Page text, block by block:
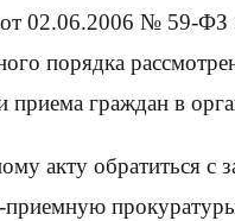
02.06.2006 № 59-
порядка
граждан в
акту обратиться
приемную